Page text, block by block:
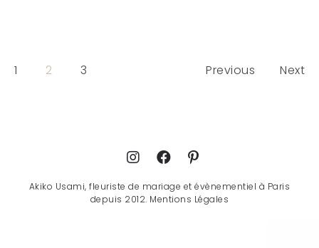
1 2 3 Next
Previous
Akiko Usami, fleuriste de mariage et évènementiel à Paris
depuis 2012. Mentions Légales